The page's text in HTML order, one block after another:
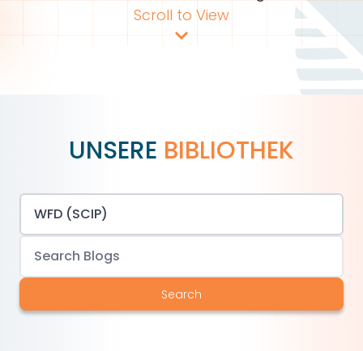
Scroll to View
UNSERE BIBLIOTHEK
Search